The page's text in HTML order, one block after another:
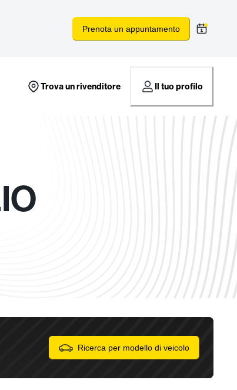
Prenota un appuntamento
Trova un rivenditore Il tuo profilo
Ricerca per modello di veicolo